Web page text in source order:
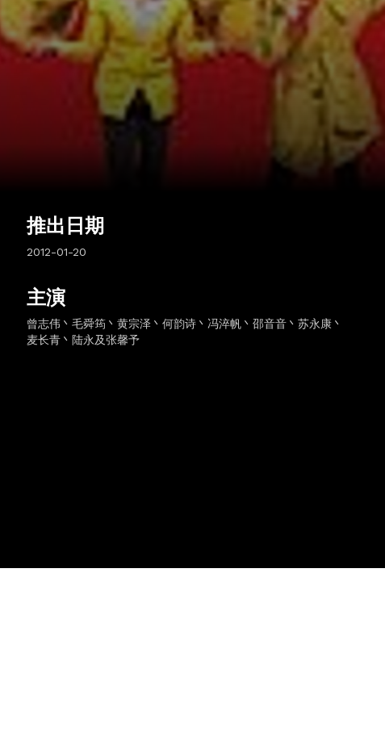
推出日期
2012-01-20
主演
曾志伟丶毛舜筠丶黄宗泽丶何韵诗丶冯淬帆丶邵音音丶苏永康丶
麦长青丶陆永及张馨予